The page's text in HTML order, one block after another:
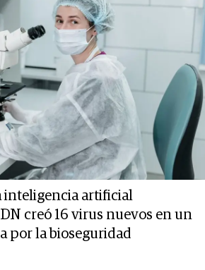
inteligencia artificial
creó 16 virus nuevos en un
por la bioseguridad